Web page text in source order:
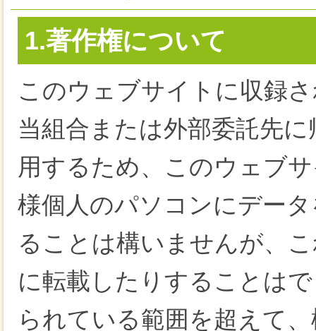
1.著作権について
このウェブサイトに収録
当組合または外部委託先
用するため、このウェブ
様個人のパソコンにデー
ることは構いませんが、
に転載したりすることは
られている範囲を超えて